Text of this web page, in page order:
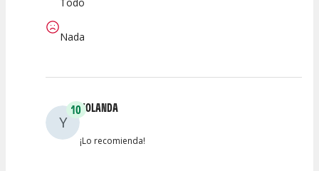
Nada
Y
10YOLANDA
¡Lo recomienda!